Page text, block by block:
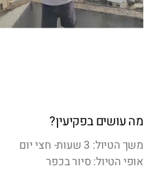
מה עושים בפקיעין?
משך הטיול: 3 שעות- חצי יום
אופי הטיול: סיור בכפר